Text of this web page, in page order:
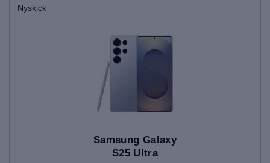
Nyskick
Samsung Galaxy
S25 Ultra